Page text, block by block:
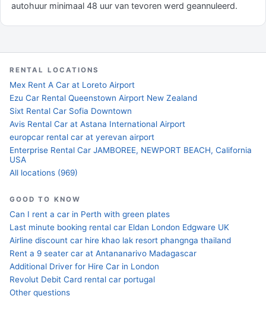
autohuur minimaal 48 uur van tevoren werd geannuleerd.
RENTAL LOCATIONS
Mex Rent A Car at Loreto Airport
Ezu Car Rental Queenstown Airport New Zealand
Sixt Rental Car Sofia Downtown
Avis Rental Car at Astana International Airport
europcar rental car at yerevan airport
Enterprise Rental Car JAMBOREE, NEWPORT BEACH, California
USA
All locations (969)
GOOD TO KNOW
Can I rent a car in Perth with green plates
Last minute booking rental car Eldan London Edgware UK
Airline discount car hire khao lak resort phangnga thailand
Rent a 9 seater car at Antananarivo Madagascar
Additional Driver for Hire Car in London
Revolut Debit Card rental car portugal
Other questions